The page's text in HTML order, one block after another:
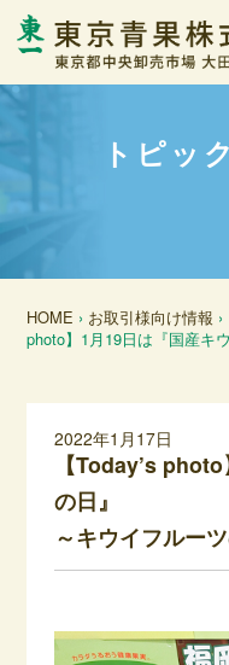
トピッ
HOME › お取引様向け情報 ›
photo】1月19日は『国産キ
2022年1月17日
【Today’s
の日』
～キウイフルー